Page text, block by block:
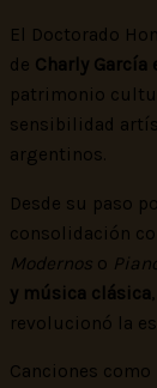
El Doctorado
de Charly
patrimonio
sensibilidad
argentinos.
Desde su paso
consolidación
Modernos o
y música clásica
revolucionó la
Canciones como